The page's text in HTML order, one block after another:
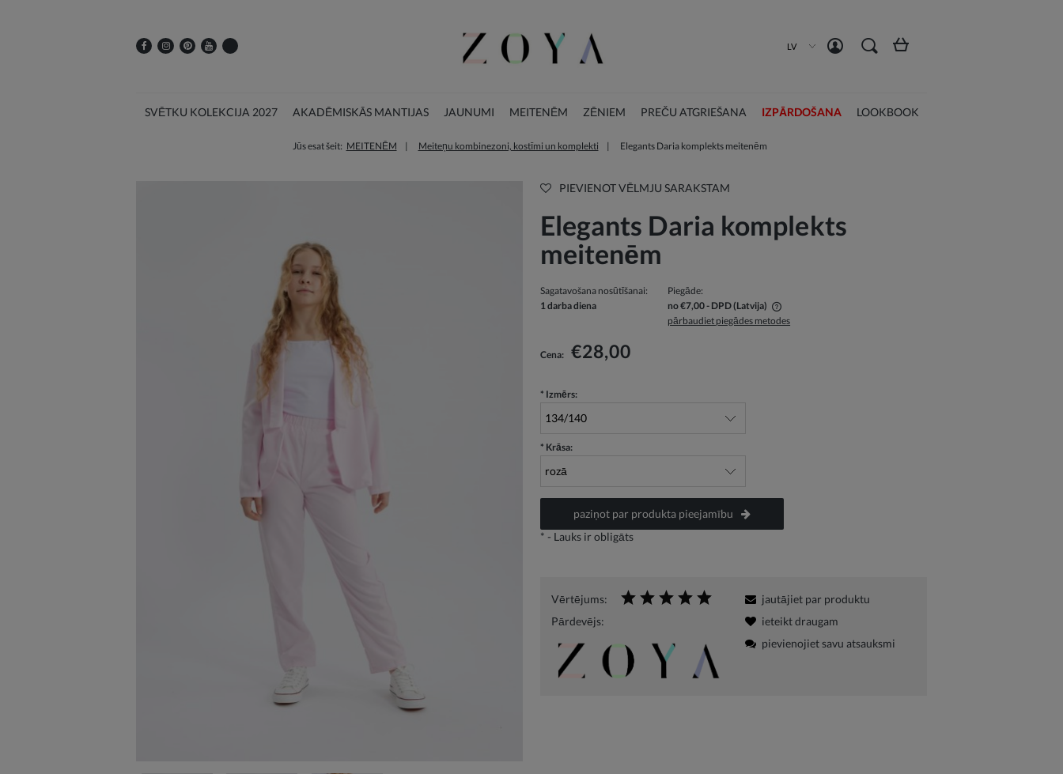
LV
SVĒTKU KOLEKCIJA 2027 AKADĒMISKĀS MANTIJAS JAUNUMI MEITENĒM ZĒNIEM PREČU ATGRIEŠANA IZPĀRDOŠANA LOOKBOOK
Jūs esat šeit: MEITENĒM Meiteņu kombinezoni, kostīmi un komplekti Elegants Daria komplekts meitenēm
PIEVIENOT VĒLMJU SARAKSTAM
Elegants Daria komplekts
meitenēm
Sagatavošana nosūtīšanai:
1 darba diena
Piegāde:
no €7,00- DPD(Latvija)
izmaksas
pārbaudiet piegādes metodes
Cena: €28,00
* Izmērs:
* Krāsa:
paziņot par produkta pieejamību
* - Lauks ir obligāts
Vērtējums:
Pārdevējs:
jautājiet par produktu
ieteikt draugam
pievienojiet savu atsauksmi